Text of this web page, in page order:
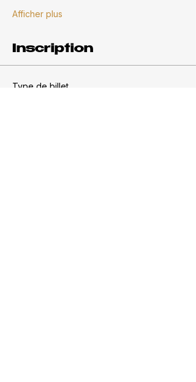
Afficher plus
Inscription
Type de billet